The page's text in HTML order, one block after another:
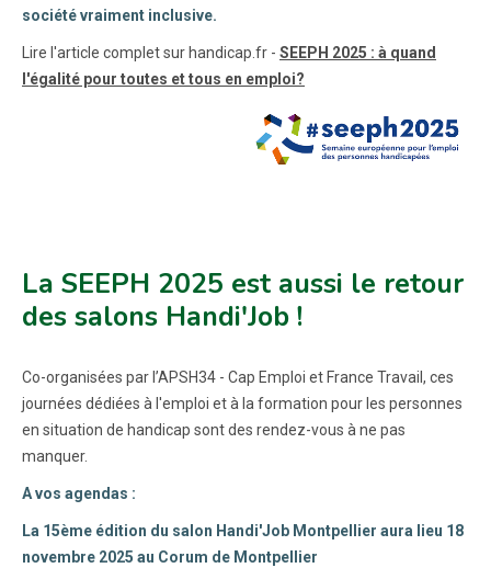
société vraiment inclusive.
Lire l'article complet sur handicap.fr - SEEPH 2025 : à quand
l'égalité pour toutes et tous en emploi?
La SEEPH 2025 est aussi le retour
des salons Handi'Job !
Co-organisées par l’APSH34 - Cap Emploi et France Travail, ces
journées dédiées à l'emploi et à la formation pour les personnes
en situation de handicap sont des rendez-vous à ne pas
manquer.
A vos agendas :
La 15ème édition du salon Handi'Job Montpellier aura lieu 18
novembre 2025 au Corum de Montpellier